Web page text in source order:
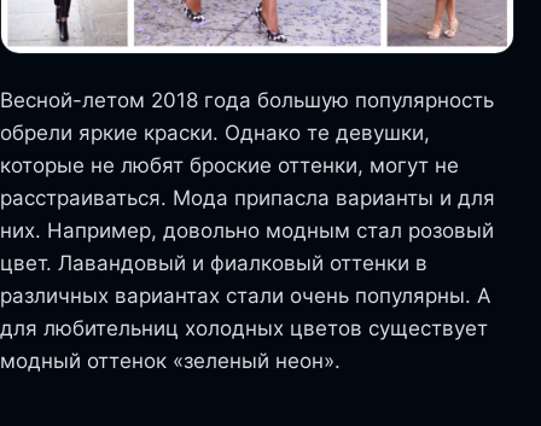
Весной-летом 2018 года большую популярность
обрели яркие краски. Однако те девушки,
которые не любят броские оттенки, могут не
расстраиваться. Мода припасла варианты и для
них. Например, довольно модным стал розовый
цвет. Лавандовый и фиалковый оттенки в
различных вариантах стали очень популярны. А
для любительниц холодных цветов существует
модный оттенок «зеленый неон».